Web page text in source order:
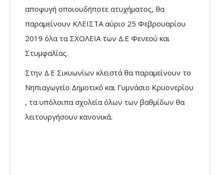
αποφυγή οποιουδήποτε ατυχήματος, θα
παραμείνουν ΚΛΕΙΣΤΑ αύριο 25 Φεβρουαρίου
2019 όλα τα ΣΧΟΛΕΙΑ των Δ.Ε Φενεού και
Στυμφαλίας.
Στην Δ.Ε Σικυωνίων κλειστά θα παραμείνουν το
Νηπιαγωγείο Δημοτικό και Γυμνάσιο Κρυονερίου
, τα υπόλοιπα σχολεία όλων των βαθμίδων θα
λειτουργήσουν κανονικά.